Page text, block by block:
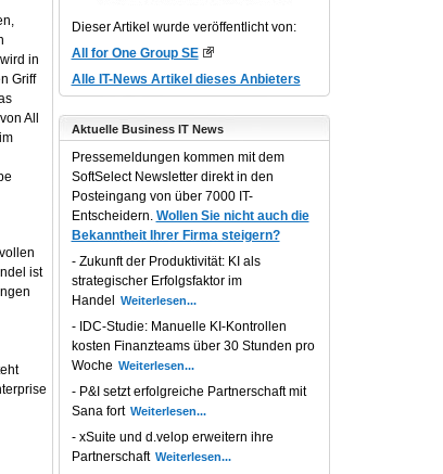
in
Griff
All
ist
Dieser Artikel wurde veröffentlicht von:
All for One Group SE
Alle IT-News Artikel dieses Anbieters
Aktuelle Business IT News
Pressemeldungen kommen mit dem
SoftSelect Newsletter direkt in den
Posteingang von über 7000 IT-
Entscheidern. Wollen Sie nicht auch die
Bekanntheit Ihrer Firma steigern?
Zukunft der Produktivität: KI als
strategischer Erfolgsfaktor im
Handel
IDC-Studie: Manuelle KI-Kontrollen
kosten Finanzteams über 30 Stunden pro
Woche
P&I setzt erfolgreiche Partnerschaft mit
Sana fort
xSuite und d.velop erweitern ihre
Partnerschaft